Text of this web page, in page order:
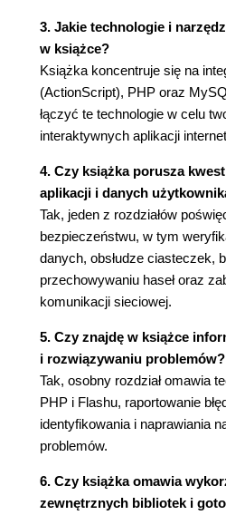
Z poziomu PHP łączymy
Sprawdzamy stan
Łączymy się z
Łączymy wszystko w
Podsumowanie (99)
Rozdział 4. Obsługa danych
Ładowanie danych we
Klasy, z których
ładowania danych
Podsumowanie (103)
Obsługa pobranych
Ładowanie
Ładowanie
Korzystanie z XML-a w
Ładowanie dokumentu
Przesyłanie
Ładowanie obrazów za
Uruchomienie
(112)
Podsumowanie (114)
Rozdział 5. Interakcja z
3. Jakie technologie i
w książce?
Książka koncentruje się na
(ActionScript), PHP oraz
łączyć te technologie w celu
interaktywnych aplikacji
4. Czy książka porusza
aplikacji i danych
Tak, jeden z rozdziałów
bezpieczeństwu, w tym
danych, obsłudze ciasteczek,
przechowywaniu haseł oraz
komunikacji sieciowej.
5. Czy znajdę w książce
i rozwiązywaniu problemów?
Tak, osobny rozdział omawia
PHP i Flashu, raportowanie
identyfikowania i naprawiania
problemów.
6. Czy książka omawia
zewnętrznych bibliotek i